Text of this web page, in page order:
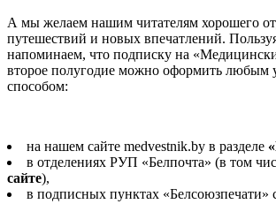
А мы желаем нашим читателям хорошего
путешествий и новых впечатлений.
напоминаем, что подписку на
второе полугодие можно оформить любым
способом:
на нашем сайте medvestnik.by в разделе
в отделениях РУП «Белпочта» (в том
сайте),
в подписных пунктах «Белсоюзпечати»